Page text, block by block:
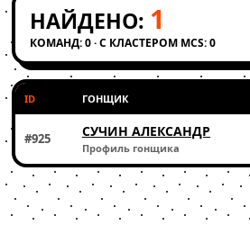
НАЙДЕНО: 1
КОМАНД: 0 · С КЛАСТЕРОМ MCS: 0
ID ГОНЩИК
#925 СУЧИН АЛЕКСАНДР
Профиль гонщика